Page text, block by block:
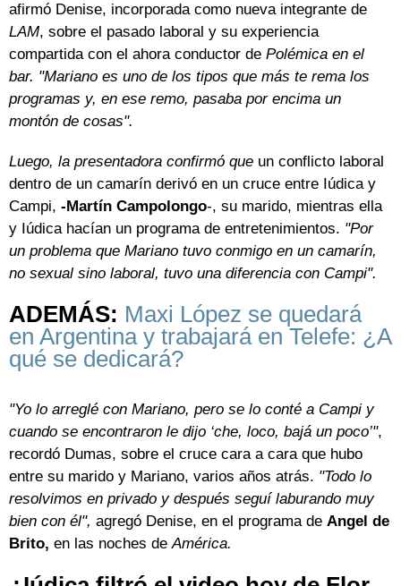
afirmó Denise, incorporada como nueva integrante de
LAM, sobre el pasado laboral y su experiencia
compartida con el ahora conductor de Polémica en el
bar. "Mariano es uno de los tipos que más te rema los
programas y, en ese remo, pasaba por encima un
montón de cosas".
Luego, la presentadora confirmó que un conflicto laboral
dentro de un camarín derivó en un cruce entre Iúdica y
Campi, -Martín Campolongo-, su marido, mientras ella
y Iúdica hacían un programa de entretenimientos. "Por
un problema que Mariano tuvo conmigo en un camarín,
no sexual sino laboral, tuvo una diferencia con Campi".
ADEMÁS: Maxi López se quedará
en Argentina y trabajará en Telefe: ¿A
qué se dedicará?
"Yo lo arreglé con Mariano, pero se lo conté a Campi y
cuando se encontraron le dijo ‘che, loco, bajá un poco’",
recordó Dumas, sobre el cruce cara a cara que hubo
entre su marido y Mariano, varios años atrás. "Todo lo
resolvimos en privado y después seguí laburando muy
bien con él", agregó Denise, en el programa de Angel de
Brito, en las noches deAmérica.